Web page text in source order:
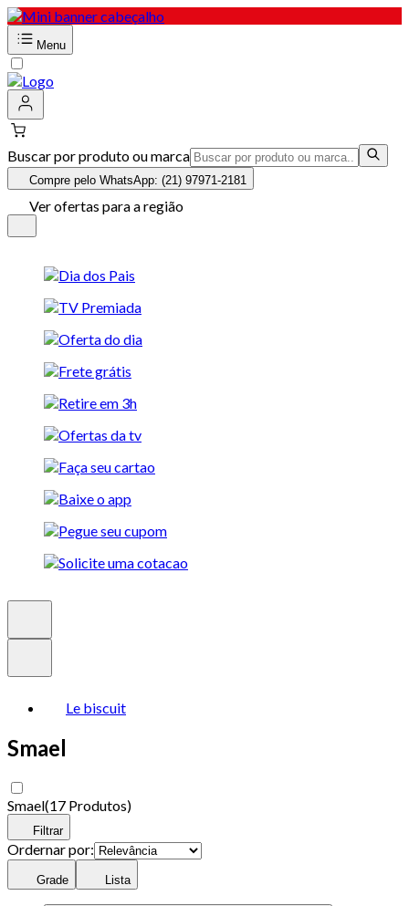
Menu
Buscar por produto ou marca
Compre pelo WhatsApp: (21) 97971-2181
Ver ofertas para a região
Le biscuit
Smael
Smael(17 Produtos)
Filtrar
Ordernar por:
Grade Lista